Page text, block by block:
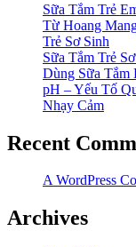
Sữa Tắm Trẻ
Từ Hoang
Trẻ Sơ Sinh
Sữa Tắm Trẻ
Dùng Sữa Tắm
pH – Yếu Tố
Nhạy Cảm
Recent
A WordPress
Archives